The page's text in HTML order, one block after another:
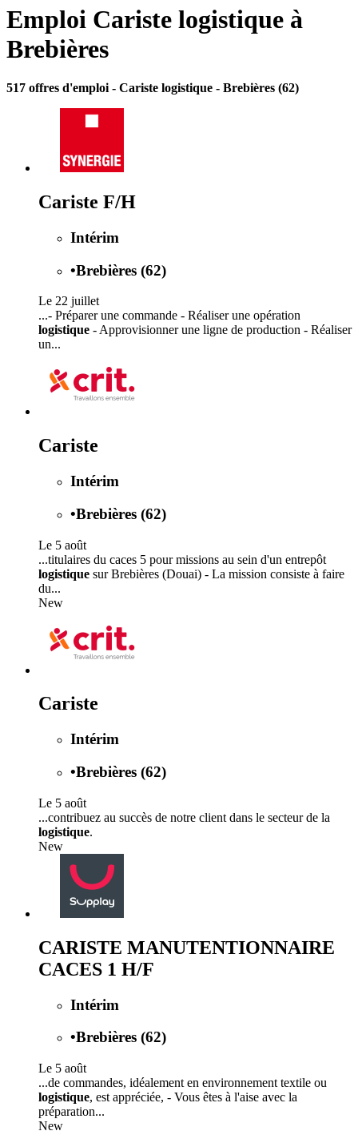
Emploi Cariste logistique à
Brebières
517 offres d'emploi - Cariste logistique - Brebières (62)
Cariste F/H
Intérim
•Brebières (62)
Le 22 juillet
...- Préparer une commande - Réaliser une opération
logistique - Approvisionner une ligne de production - Réaliser
un...
Cariste
Intérim
•Brebières (62)
Le 5 août
...titulaires du caces 5 pour missions au sein d'un entrepôt
logistique sur Brebières (Douai) - La mission consiste à faire
du...
New
Cariste
Intérim
•Brebières (62)
Le 5 août
...contribuez au succès de notre client dans le secteur de la
logistique.
New
CARISTE MANUTENTIONNAIRE
CACES 1 H/F
Intérim
•Brebières (62)
Le 5 août
...de commandes, idéalement en environnement textile ou
logistique, est appréciée, - Vous êtes à l'aise avec la
préparation...
New